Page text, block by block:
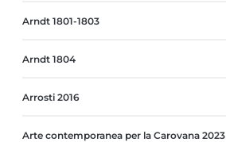
Arndt 1801-1803
Arndt 1804
Arrosti 2016
Arte contemporanea per la Carovana 2023